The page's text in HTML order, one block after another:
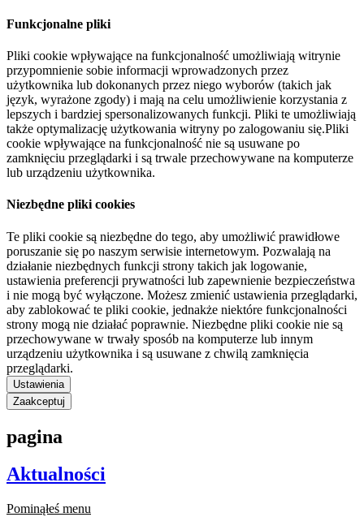
Funkcjonalne pliki
Pliki cookie wpływające na funkcjonalność umożliwiają witrynie
przypomnienie sobie informacji wprowadzonych przez
użytkownika lub dokonanych przez niego wyborów (takich jak
język, wyrażone zgody) i mają na celu umożliwienie korzystania z
lepszych i bardziej spersonalizowanych funkcji. Pliki te umożliwiają
także optymalizację użytkowania witryny po zalogowaniu się.Pliki
cookie wpływające na funkcjonalność nie są usuwane po
zamknięciu przeglądarki i są trwale przechowywane na komputerze
lub urządzeniu użytkownika.
Niezbędne pliki cookies
Te pliki cookie są niezbędne do tego, aby umożliwić prawidłowe
poruszanie się po naszym serwisie internetowym. Pozwalają na
działanie niezbędnych funkcji strony takich jak logowanie,
ustawienia preferencji prywatności lub zapewnienie bezpieczeństwa
i nie mogą być wyłączone. Możesz zmienić ustawienia przeglądarki,
aby zablokować te pliki cookie, jednakże niektóre funkcjonalności
strony mogą nie działać poprawnie. Niezbędne pliki cookie nie są
przechowywane w trwały sposób na komputerze lub innym
urządzeniu użytkownika i są usuwane z chwilą zamknięcia
przeglądarki.
Ustawienia
Zaakceptuj
pagina
Aktualności
Pominąłeś menu